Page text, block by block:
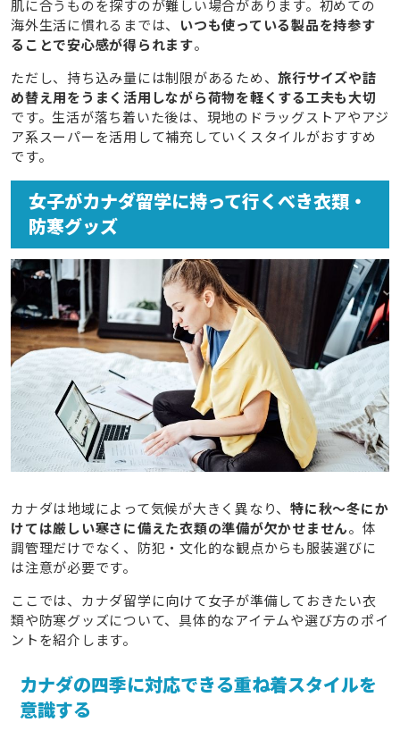
肌に合うものを探すのが難しい場合があります。初めての
海外生活に慣れるまでは、
いつも使っている製品を持参す
ることで安心感が得られます。
ただし、持ち込み量には制限があるため、旅行サイズや詰
め替え用をうまく活用しながら荷物を軽くする工夫も大切
です。生活が落ち着いた後は、現地のドラッグストアやアジ
ア系スーパーを活用して補充していくスタイルがおすすめ
です。
女子がカナダ留学に持って行くべき衣類・
防寒グッズ
カナダは地域によって気候が大きく異なり、 特に秋〜冬にか
けては厳しい寒さに備えた衣類の準備が欠かせません。体
調管理だけでなく、防犯・文化的な観点からも服装選びに
は注意が必要です。
ここでは、カナダ留学に向けて女子が準備しておきたい衣
類や防寒グッズについて、具体的なアイテムや選び方のポイ
ントを紹介します。
カナダの四季に対応できる重ね着スタイルを
意識する